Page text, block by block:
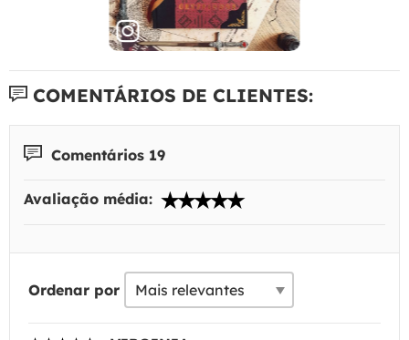
COMENTÁRIOS DE CLIENTES:
Comentários 19
Avaliação média:
Ordenar por